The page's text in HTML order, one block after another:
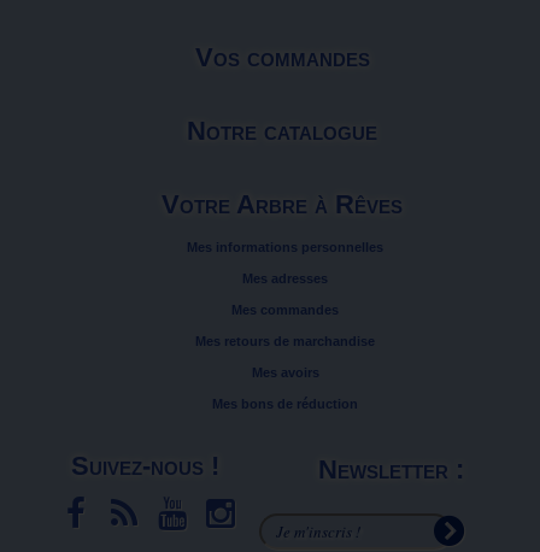
Vos commandes
Notre catalogue
Votre Arbre à Rêves
Mes informations personnelles
Mes adresses
Mes commandes
Mes retours de marchandise
Mes avoirs
Mes bons de réduction
Suivez-nous ! Newsletter :